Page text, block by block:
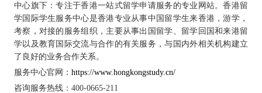
中心旗下：专注于香港一站式留学申请服务的专业网站。香港留
学国际学生服务中心是香港专业从事中国留学生来香港，游学，
考察，对接的服务组织，主要从事出国留学、留学回国和来港留
学以及教育国际交流与合作的有关服务，与国内外相关机构建立
了良好的业务合作关系。
服务中心官网： https://www.hongkongstudy.cn/
咨询服务热线： 400-0665-211